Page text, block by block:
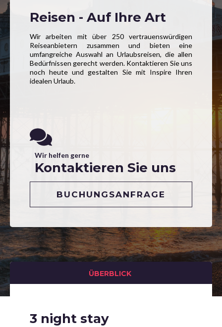
Reisen - Auf Ihre Art
Wir arbeiten mit über 250 vertrauenswürdigen
Reiseanbietern zusammen und bieten eine
umfangreiche Auswahl an Urlaubsreisen, die allen
Bedürfnissen gerecht werden. Kontaktieren Sie uns
noch heute und gestalten Sie mit Inspire Ihren
idealen Urlaub.
Wir helfen gerne
Kontaktieren Sie uns
BUCHUNGSANFRAGE
ÜBERBLICK
3 night stay